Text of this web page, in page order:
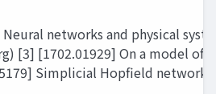
Neural networks and physical
[3] [1702.01929] On a model of
Simplicial Hopfield